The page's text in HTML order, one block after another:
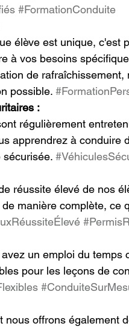
#FormationConduite
élève est unique, c'est
à vos besoins
de
possible.
:
régulièrement
apprendrez à conduire
sécurisée.
réussite élevé de nos
manière complète, ce
un emploi du temps
pour les leçons de
nous offrons également